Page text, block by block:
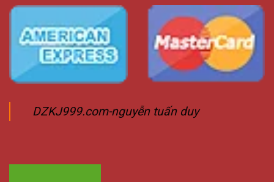
DZKJ999.com-nguyễn tuấn duy